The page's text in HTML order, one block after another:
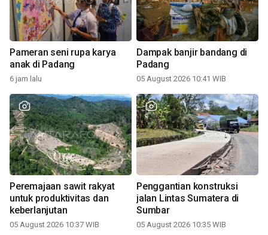
Pameran seni rupa karya
anak di Padang
6 jam lalu
Dampak banjir bandang di
Padang
05 August 2026 10:41 WIB
Peremajaan sawit rakyat
untuk produktivitas dan
keberlanjutan
05 August 2026 10:37 WIB
Penggantian konstruksi
jalan Lintas Sumatera di
Sumbar
05 August 2026 10:35 WIB